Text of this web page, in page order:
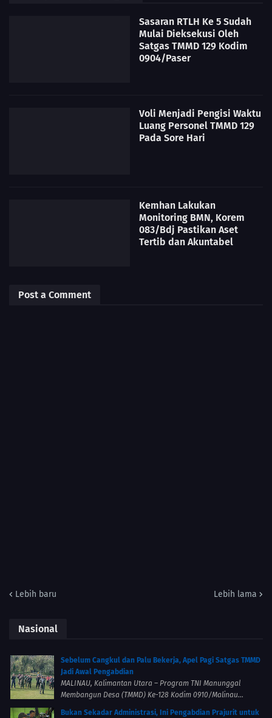
Sasaran RTLH Ke 5 Sudah
Mulai Dieksekusi Oleh
Satgas TMMD 129 Kodim
0904/Paser
Voli Menjadi Pengisi Waktu
Luang Personel TMMD 129
Pada Sore Hari
Kemhan Lakukan
Monitoring BMN, Korem
083/Bdj Pastikan Aset
Tertib dan Akuntabel
Post a Comment
Lebih baru Lebih lama
Nasional
Sebelum Cangkul dan Palu Bekerja, Apel Pagi Satgas TMMD
Jadi Awal Pengabdian
MALINAU, Kalimantan Utara – Program TNI Manunggal
Membangun Desa (TMMD) Ke-128 Kodim 0910/Malinau...
Bukan Sekadar Administrasi, Ini Pengabdian Prajurit untuk